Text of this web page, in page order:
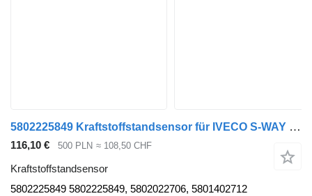
5802225849 Kraftstoffstandsensor für IVECO S-WAY 19- r. 11.1 Sattelzugmaschine
116,10 € 500 PLN ≈ 108,50 CHF
Kraftstoffstandsensor
5802225849 5802225849, 5802022706, 5801402712